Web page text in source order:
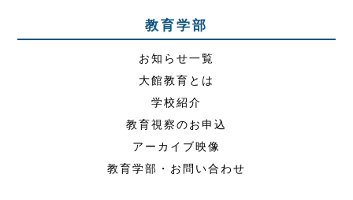
教育学部
お知らせ一覧
大館教育とは
学校紹介
教育視察のお申込
アーカイブ映像
教育学部・お問い合わせ